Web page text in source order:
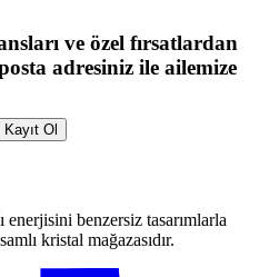
ve özel fırsatlardan
adresiniz ile ailemize
Kayıt Ol
benzersiz tasarımlarla
kristal mağazasıdır.